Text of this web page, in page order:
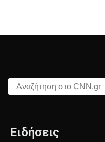
Αναζήτηση στο CNN.gr
Ειδήσεις